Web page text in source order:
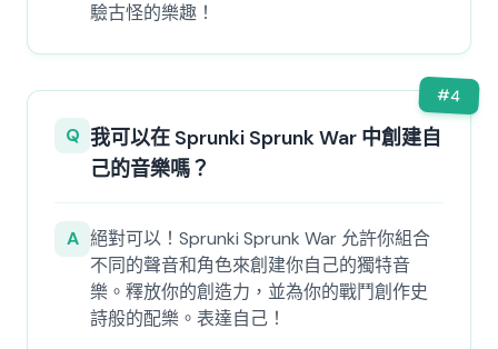
驗古怪的樂趣！
#4
Q 我可以在 Sprunki Sprunk War 中創建自
己的音樂嗎？
A 絕對可以！Sprunki Sprunk War 允許你組合
不同的聲音和角色來創建你自己的獨特音
樂。釋放你的創造力，並為你的戰鬥創作史
詩般的配樂。表達自己！